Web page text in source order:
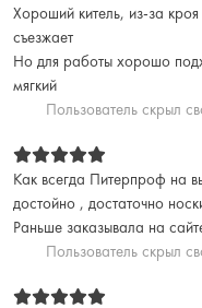
Хороший китель, из-за
съезжает
Но для работы хорошо
мягкий
Пользователь скрыл
Как всегда Питерпроф на
достойно , достаточно
Раньше заказывала на
Пользователь скрыл